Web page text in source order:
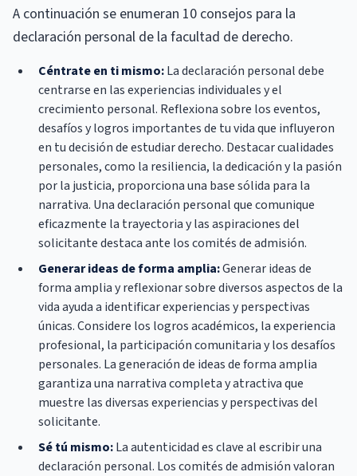
A continuación se enumeran 10 consejos para la
declaración personal de la facultad de derecho.
Céntrate en ti mismo:La declaración personal debe
centrarse en las experiencias individuales y el
crecimiento personal. Reflexiona sobre los eventos,
desafíos y logros importantes de tu vida que influyeron
en tu decisión de estudiar derecho. Destacar cualidades
personales, como la resiliencia, la dedicación y la pasión
por la justicia, proporciona una base sólida para la
narrativa. Una declaración personal que comunique
eficazmente la trayectoria y las aspiraciones del
solicitante destaca ante los comités de admisión.
Generar ideas de forma amplia:Generar ideas de
forma amplia y reflexionar sobre diversos aspectos de la
vida ayuda a identificar experiencias y perspectivas
únicas. Considere los logros académicos, la experiencia
profesional, la participación comunitaria y los desafíos
personales. La generación de ideas de forma amplia
garantiza una narrativa completa y atractiva que
muestre las diversas experiencias y perspectivas del
solicitante.
Sé tú mismo:La autenticidad es clave al escribir una
declaración personal. Los comités de admisión valoran